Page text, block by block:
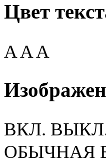
Цвет
AAA
ВКЛ.
ОБЫЧНАЯ